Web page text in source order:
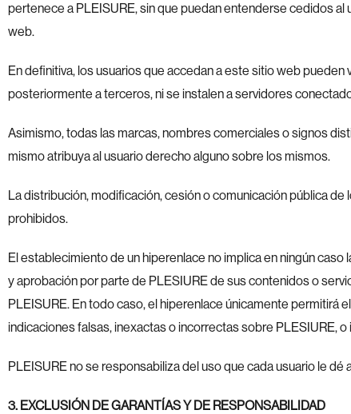
pertenece a PLEISURE, sin que puedan entenderse cedidos
web.
En definitiva, los usuarios que accedan a este sitio web
posteriormente a terceros, ni se instalen a servidores
Asimismo, todas las marcas, nombres comerciales o signos
mismo atribuya al usuario derecho alguno sobre los mismos.
La distribución, modificación, cesión o comunicación pública
prohibidos.
El establecimiento de un hiperenlace no implica en ningún
y aprobación por parte de PLESIURE de sus contenidos o
PLEISURE. En todo caso, el hiperenlace únicamente
indicaciones falsas, inexactas o incorrectas sobre PLESIURE,
PLEISURE no se responsabiliza del uso que cada usuario le
3. EXCLUSIÓN DE GARANTÍAS Y DE RESPONSABILIDAD